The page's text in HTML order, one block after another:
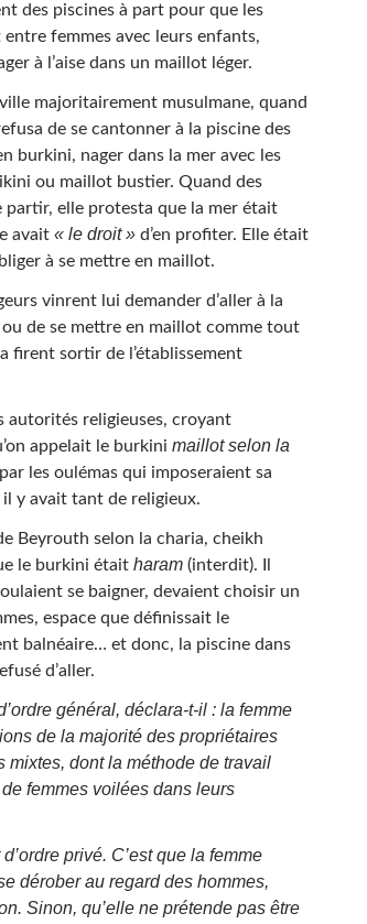
des piscines à part pour que les
femmes avec leurs enfants,
à l’aise dans un maillot léger.
majoritairement musulmane, quand
de se cantonner à la piscine des
burkini, nager dans la mer avec les
ou maillot bustier. Quand des
partir, elle protesta que la mer était
avait « le droit » d’en profiter. Elle était
à se mettre en maillot.
vinrent lui demander d’aller à la
de se mettre en maillot comme tout
firent sortir de l’établissement
autorités religieuses, croyant
appelait le burkini maillot selon la
les oulémas qui imposeraient sa
y avait tant de religieux.
Beyrouth selon la charia, cheikh
le burkini était haram (interdit). Il
se baigner, devaient choisir un
espace que définissait le
balnéaire… et donc, la piscine dans
d’aller.
général, déclara-t-il : la femme
de la majorité des propriétaires
mixtes, dont la méthode de travail
femmes voilées dans leurs
privé. C’est que la femme
dérober au regard des hommes,
Sinon, qu’elle ne prétende pas être